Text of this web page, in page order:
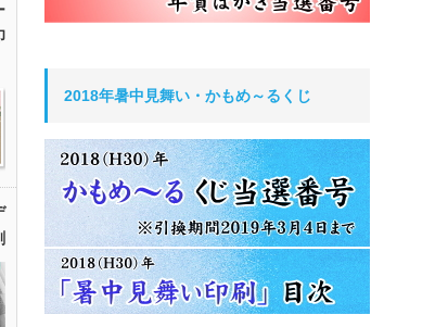
2018年暑中見舞い・かもめ～るくじ